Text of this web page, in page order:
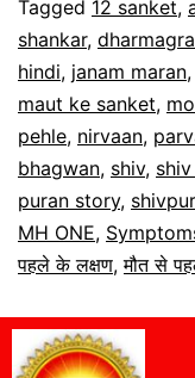
Tagged 12 sanket,
shankar,
hindi, janam maran,
maut ke sanket,
pehle, nirvaan,
bhagwan, shiv,
puran story,
MH ONE,
पहले के लक्षण,मौत से